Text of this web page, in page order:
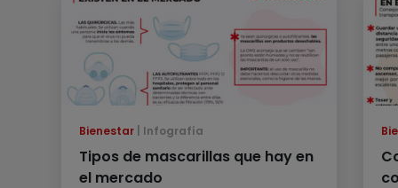
Bienestar Infografía
Tipos de mascarillas que hay en
el mercado